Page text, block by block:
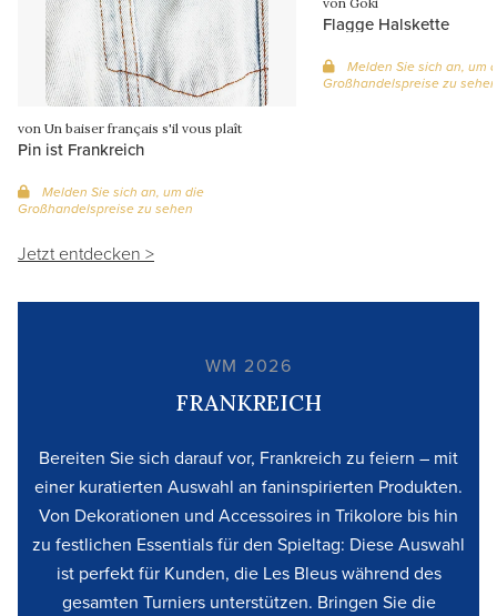
von Un baiser français s'il vous plaît
Pin ist Frankreich
Melden Sie sich an, um die
Großhandelspreise zu sehen
Flagge Halskette
Melden Sie sich an, um
Großhandelspreise zu sehen
Jetzt entdecken >
WM 2026
FRANKREICH
Bereiten Sie sich darauf vor, Frankreich zu feiern – mit
einer kuratierten Auswahl an faninspirierten Produkten.
Von Dekorationen und Accessoires in Trikolore bis hin
zu festlichen Essentials für den Spieltag: Diese Auswahl
ist perfekt für Kunden, die Les Bleus während des
gesamten Turniers unterstützen. Bringen Sie die